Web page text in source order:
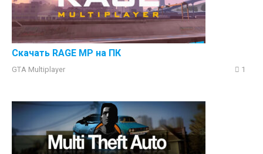
Скачать RAGE MP на ПК
GTA Multiplayer 1